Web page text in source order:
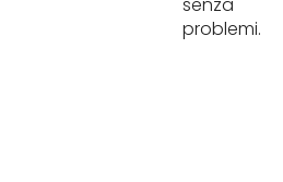
senza
problemi.